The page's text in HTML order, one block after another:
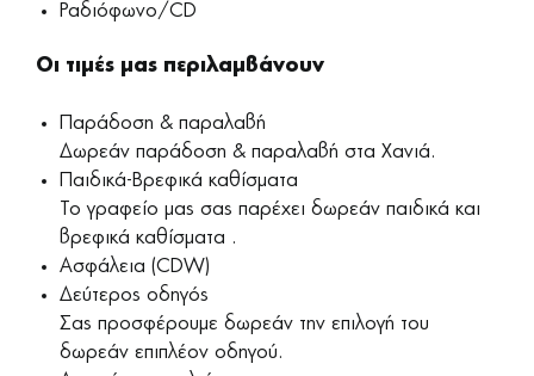
Ραδιόφωνο/CD
Οι τιμές μας περιλαμβάνουν
Παράδοση & παραλαβή
Δωρεάν παράδοση & παραλαβή στα Χανιά.
Παιδικά-Βρεφικά καθίσματα
Το γραφείο μας σας παρέχει δωρεάν παιδικά και
βρεφικά καθίσματα .
Ασφάλεια (CDW)
Δεύτερος οδηγός
Σας προσφέρουμε δωρεάν την επιλογή του
δωρεάν επιπλέον οδηγού.